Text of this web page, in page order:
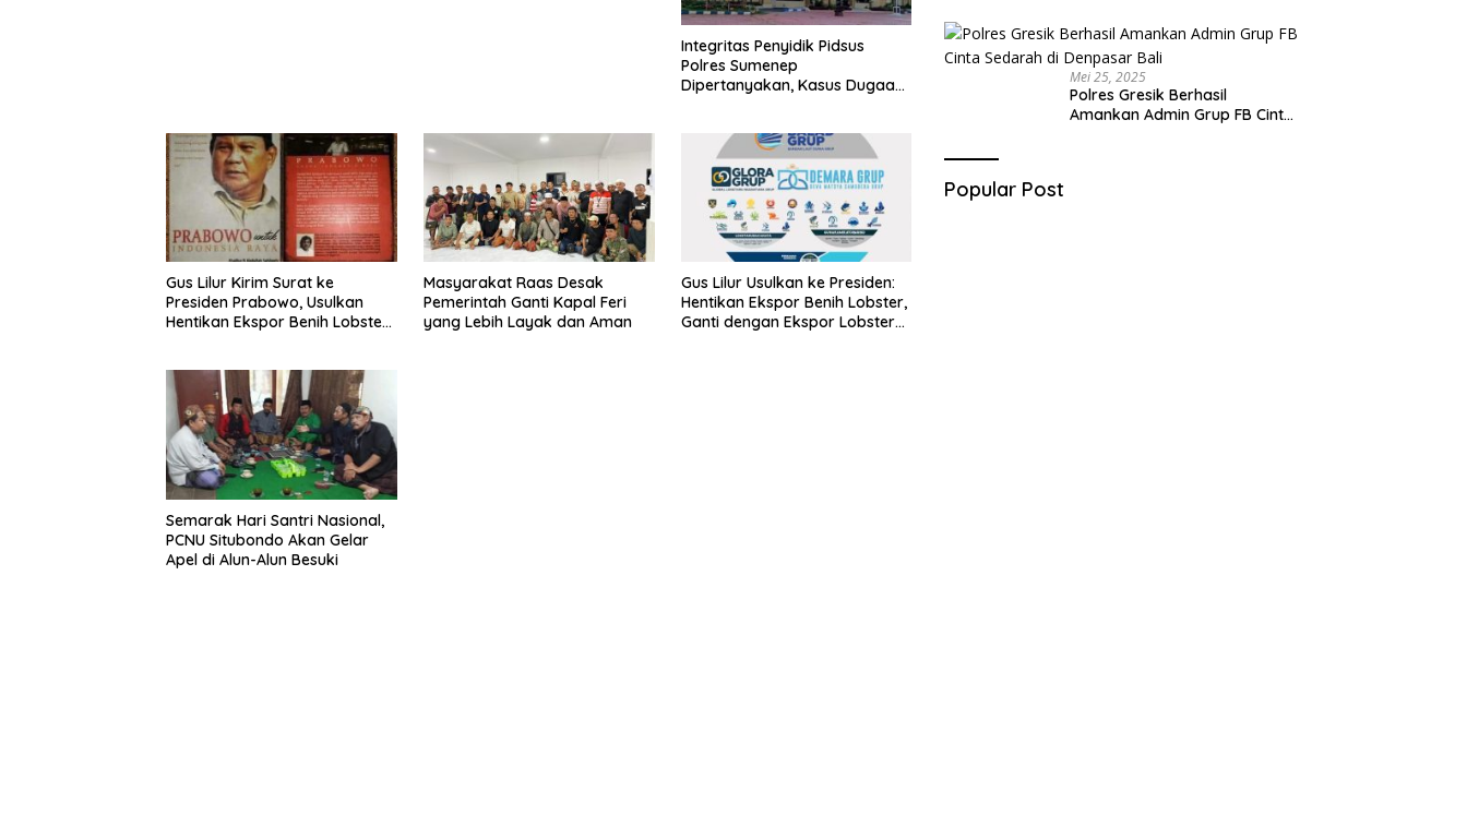
Integritas Penyidik Pidsus
Polres Sumenep
Dipertanyakan, Kasus Dugaan
Gus Lilur Kirim Surat ke
Presiden Prabowo, Usulkan
Hentikan Ekspor Benih Lobster
Masyarakat Raas Desak
Pemerintah Ganti Kapal Feri
yang Lebih Layak dan Aman
Gus Lilur Usulkan ke Presiden:
Hentikan Ekspor Benih Lobster,
Ganti dengan Ekspor Lobster
Semarak Hari Santri Nasional,
PCNU Situbondo Akan Gelar
Apel di Alun-Alun Besuki
Pidana
Mei 25, 2025
Polres Gresik Berhasil
Amankan Admin Grup FB Cinta
Popular Post